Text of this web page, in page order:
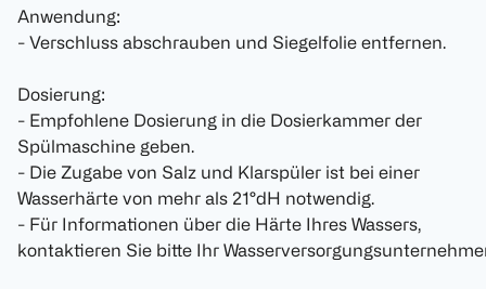
Anwendung:
- Verschluss abschrauben und Siegelfolie entfernen.
Dosierung:
- Empfohlene Dosierung in die Dosierkammer der
Spülmaschine geben.
- Die Zugabe von Salz und Klarspüler ist bei einer
Wasserhärte von mehr als 21°dH notwendig.
- Für Informationen über die Härte Ihres Wassers,
kontaktieren Sie bitte Ihr